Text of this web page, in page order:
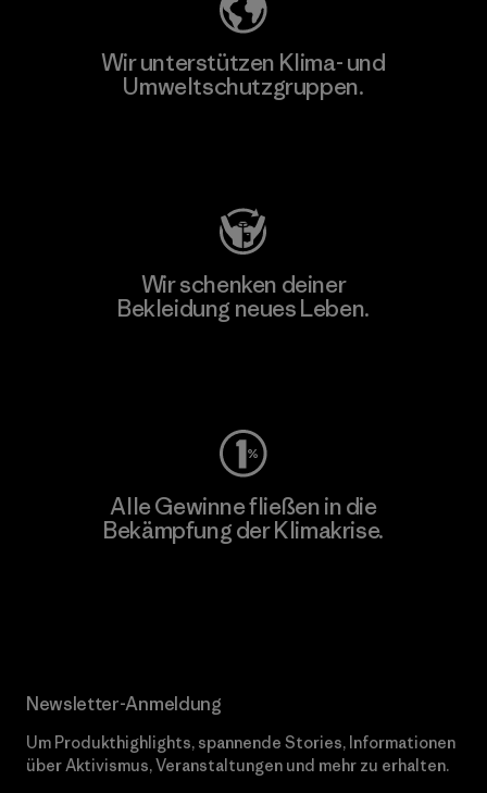
Wir unterstützen Klima- und
Umweltschutzgruppen.
Wir schenken deiner
Bekleidung neues Leben.
Alle Gewinne fließen in die
Bekämpfung der Klimakrise.
Newsletter-Anmeldung
Um Produkthighlights, spannende Stories, Informationen
über Aktivismus, Veranstaltungen und mehr zu erhalten.